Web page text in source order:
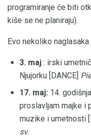
programiranje će biti
kiše se ne planiraju).
Evo nekoliko
3. maj : irski
Njujorku [DANCE]
17. maj: 14.
proslavljam majke i
muzike i umetnosti
sv.